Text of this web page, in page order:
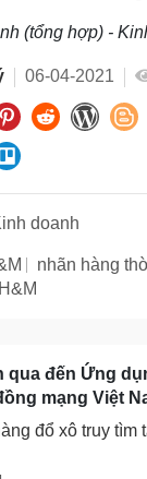
(tổng hợp) -
06-04-2021
doanh
nhãn hàng
H&M
qua đến Ứng
mạng Việt
đổ xô truy tìm